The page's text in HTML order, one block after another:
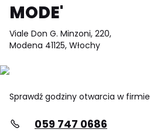
MODE'
Viale Don G. Minzoni, 220,
Modena 41125, Włochy
Sprawdź godziny otwarcia w firmie
059 747 0686